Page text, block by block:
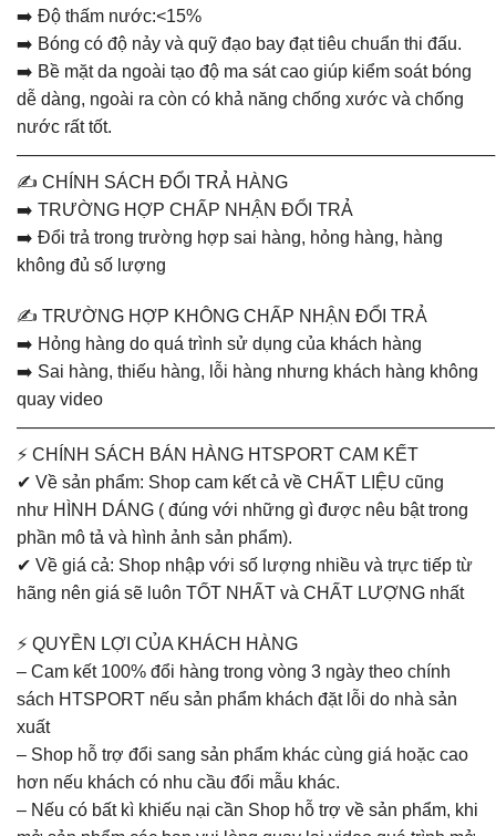
➡️ Độ thấm nước:<15%
➡️ Bóng có độ nảy và quỹ đạo bay đạt tiêu chuẩn thi đấu.
➡️ Bề mặt da ngoài tạo độ ma sát cao giúp kiểm soát bóng
dễ dàng, ngoài ra còn có khả năng chống xước và chống
nước rất tốt.
✍️ CHÍNH SÁCH ĐỔI TRẢ HÀNG
➡️ TRƯỜNG HỢP CHẤP NHẬN ĐỔI TRẢ
➡️ Đổi trả trong trường hợp sai hàng, hỏng hàng, hàng
không đủ số lượng
✍️ TRƯỜNG HỢP KHÔNG CHẤP NHẬN ĐỔI TRẢ
➡️ Hỏng hàng do quá trình sử dụng của khách hàng
➡️ Sai hàng, thiếu hàng, lỗi hàng nhưng khách hàng không
quay video
———————————————————————————
⚡ CHÍNH SÁCH BÁN HÀNG HTSPORT CAM KẾT
✔ Về sản phẩm: Shop cam kết cả về CHẤT LIỆU cũng
như HÌNH DÁNG ( đúng với những gì được nêu bật trong
phần mô tả và hình ảnh sản phẩm).
✔ Về giá cả: Shop nhập với số lượng nhiều và trực tiếp từ
hãng nên giá sẽ luôn TỐT NHẤT và CHẤT LƯỢNG nhất
⚡ QUYỀN LỢI CỦA KHÁCH HÀNG
– Cam kết 100% đổi hàng trong vòng 3 ngày theo chính
sách HTSPORT nếu sản phẩm khách đặt lỗi do nhà sản
xuất
– Shop hỗ trợ đổi sang sản phẩm khác cùng giá hoặc cao
hơn nếu khách có nhu cầu đổi mẫu khác.
– Nếu có bất kì khiếu nại cần Shop hỗ trợ về sản phẩm, khi